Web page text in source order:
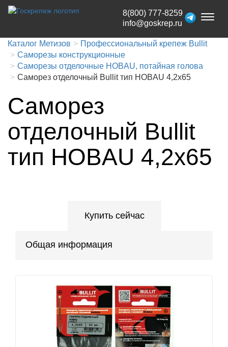
Toggle
8(800) 777-8259
info@goskrep.ru
Каталог Метизов
Профессиональный крепеж Bullit
Саморезы конструкционные
Саморезы отделочные HOBAU, потайная голова
Саморез отделочный Bullit тип HOBAU 4,2х65
Саморез
отделочный Bullit
тип HOBAU 4,2х65
Купить сейчас
Общая информация